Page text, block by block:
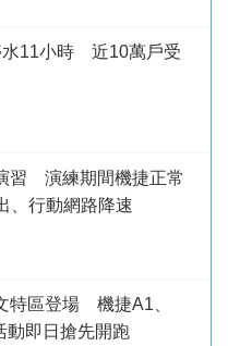
水11小時 近10萬戶受
習 演練期間機捷正常
、行動網路降速
特區登場 機捷A1、
動即日搶先開跑